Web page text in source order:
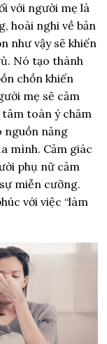
với người mẹ là
hoài nghi về bản
như vậy sẽ khiến
Nó tạo thành
chồn khiến
mẹ sẽ cảm
toàn ý chăm
nguồn năng
mình. Cảm giác
phụ nữ cảm
miễn cưỡng.
với việc “làm